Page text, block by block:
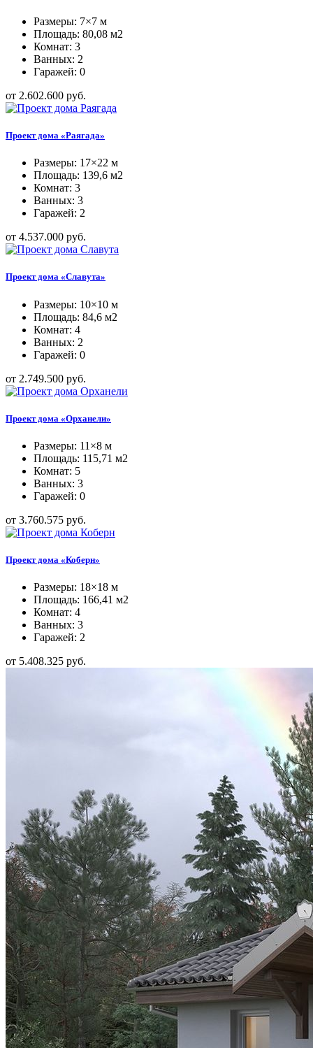
Размеры: 7×7 м
Площадь: 80,08 м2
Комнат: 3
Ванных: 2
Гаражей: 0
от 2.602.600 руб.
Проект дома «Раягада»
Размеры: 17×22 м
Площадь: 139,6 м2
Комнат: 3
Ванных: 3
Гаражей: 2
от 4.537.000 руб.
Проект дома «Славута»
Размеры: 10×10 м
Площадь: 84,6 м2
Комнат: 4
Ванных: 2
Гаражей: 0
от 2.749.500 руб.
Проект дома «Орханели»
Размеры: 11×8 м
Площадь: 115,71 м2
Комнат: 5
Ванных: 3
Гаражей: 0
от 3.760.575 руб.
Проект дома «Коберн»
Размеры: 18×18 м
Площадь: 166,41 м2
Комнат: 4
Ванных: 3
Гаражей: 2
от 5.408.325 руб.